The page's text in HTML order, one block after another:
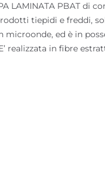
LAMINATA PBAT
tiepidi e freddi,
microonde, ed è in
in fibre